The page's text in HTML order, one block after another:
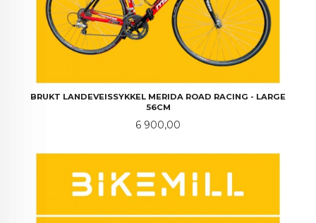
BRUKT LANDEVEISSYKKEL MERIDA ROAD RACING - LARGE
56CM
Pris
6 900,00